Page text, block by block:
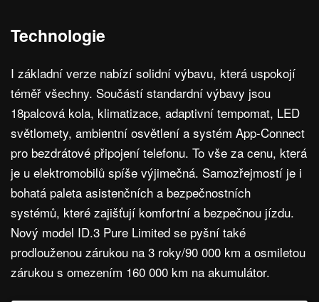
Technologie
I základní verze nabízí solidní výbavu, která uspokojí
téměř všechny. Součástí standardní výbavy jsou
18palcová kola, klimatizace, adaptivní tempomat, LED
světlomety, ambientní osvětlení a systém App-Connect
pro bezdrátové připojení telefonu. To vše za cenu, která
je u elektromobilů spíše výjimečná. Samozřejmostí je i
bohatá paleta asistenčních a bezpečnostních
systémů, které zajišťují komfortní a bezpečnou jízdu.
Nový model ID.3 Pure Limited se pyšní také
prodlouženou zárukou na 3 roky/90 000 km a osmiletou
zárukou s omezením 160 000 km na akumulátor.